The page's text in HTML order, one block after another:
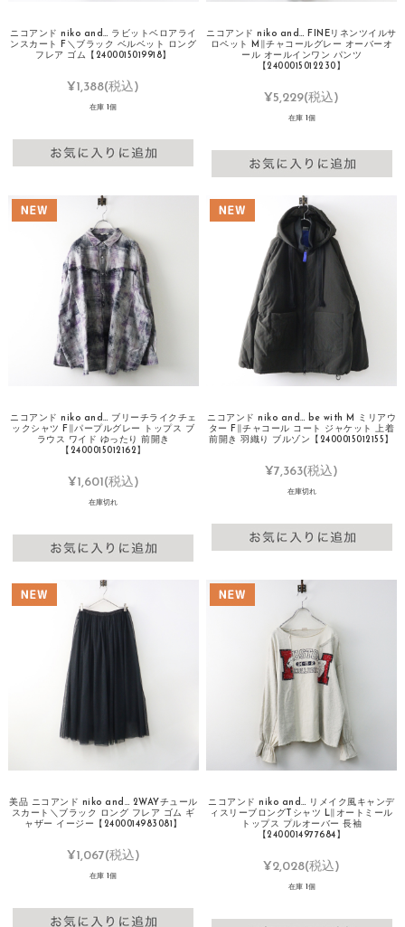
ニコアンド niko and… ラビットベロアライ
ンスカート F＼ブラック ベルベット ロング
フレア ゴム【2400015019918】
¥1,388(税込)
在庫 1個
ニコアンド niko and… FINEリネンツイルサ
ロペット M∥チャコールグレー オーバーオ
ール オールインワン パンツ
【2400015012230】
¥5,229(税込)
在庫 1個
ニコアンド niko and… ブリーチライクチェ
ックシャツ F∥パープルグレー トップス ブ
ラウス ワイド ゆったり 前開き
【2400015012162】
¥1,601 (税込)
在庫切れ
ニコアンド niko and… be with M ミリアウ
ター F∥チャコール コート ジャケット 上着
前開き 羽織り ブルゾン【2400015012155】
¥7,363(税込)
在庫切れ
美品 ニコアンド niko and… 2WAYチュール
スカート＼ブラック ロング フレア ゴム ギ
ャザー イージー【2400014983081】
¥1,067(税込)
在庫 1個
ニコアンド niko and… リメイク風キャンデ
ィスリーブロングTシャツ L∥オートミール
トップス プルオーバー 長袖
【2400014977684】
¥2,028(税込)
在庫 1個